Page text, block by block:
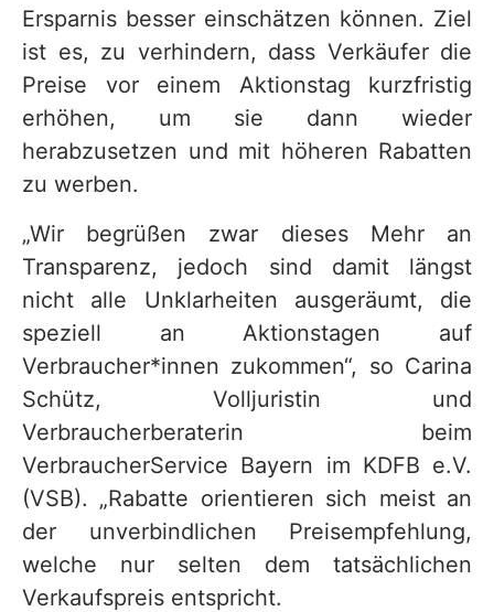
Ersparnis besser einschätzen können. Ziel
ist es, zu verhindern, dass Verkäufer die
Preise vor einem Aktionstag kurzfristig
erhöhen, um sie dann wieder
herabzusetzen und mit höheren Rabatten
zu werben.
„Wir begrüßen zwar dieses Mehr an
Transparenz, jedoch sind damit längst
nicht alle Unklarheiten ausgeräumt, die
speziell an Aktionstagen auf
Verbraucher*innen zukommen“, so Carina
Schütz, Volljuristin und
Verbraucherberaterin beim
VerbraucherService Bayern im KDFB e.V.
(VSB). „Rabatte orientieren sich meist an
der unverbindlichen Preisempfehlung,
welche nur selten dem tatsächlichen
Verkaufspreis entspricht.